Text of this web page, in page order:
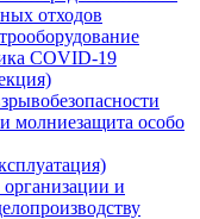
отходов
COVID-19
молниезащита особо
и